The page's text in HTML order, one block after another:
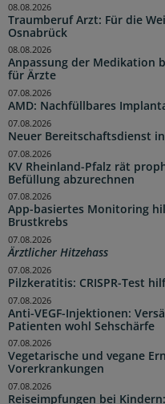
Traumberuf Arzt: Für die
Osnabrück
08.08.2026
Anpassung der Medikation
für Ärzte
08.08.2026
AMD: Nachfüllbares
07.08.2026
Neuer Bereitschaftsdienst
07.08.2026
KV Rheinland-Pfalz rät
Befüllung abzurechnen
07.08.2026
App-basiertes Monitoring
Brustkrebs
07.08.2026
Ärztlicher Hitzehass
07.08.2026
Pilzkeratitis: CRISPR-Test
07.08.2026
Anti-VEGF-Injektionen:
Patienten wohl Sehschärfe
07.08.2026
Vegetarische und vegane
Vorerkrankungen
07.08.2026
Reiseimpfungen bei
07.08.2026